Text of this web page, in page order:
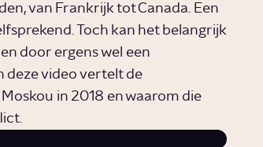
van Frankrijk tot Canada. Een
Toch kan het belangrijk
door ergens wel een
deze video vertelt de
in 2018 en waarom die